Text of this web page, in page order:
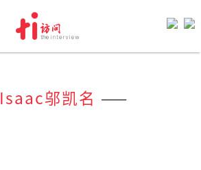
Isaac邬凯名 ——